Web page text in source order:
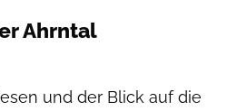
Ahrntal
und der Blick auf die